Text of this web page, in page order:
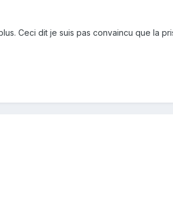
Ceci dit je suis pas convaincu que la